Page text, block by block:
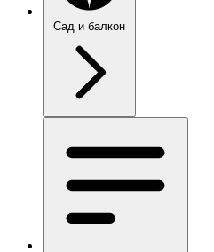
Сад и балкон